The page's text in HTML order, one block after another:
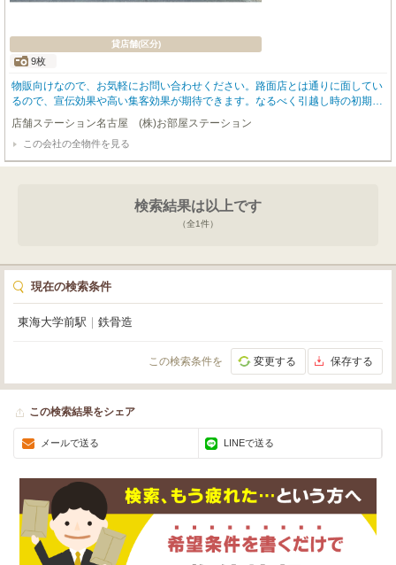
貸店舗(区分)
9枚
物販向けなので、お気軽にお問い合わせください。路面店とは通りに面してい
るので、宣伝効果や高い集客効果が期待できます。なるべく引越し時の初期費
用を抑えたい方にオススメする礼金1か月のみの物件です。
店舗ステーション名古屋 (株)お部屋ステーション
この会社の全物件を見る
検索結果は以上です
（全1件）
現在の検索条件
東海大学前駅 鉄骨造
この検索条件を 変更する 保存する
この検索結果をシェア
メールで送る LINEで送る